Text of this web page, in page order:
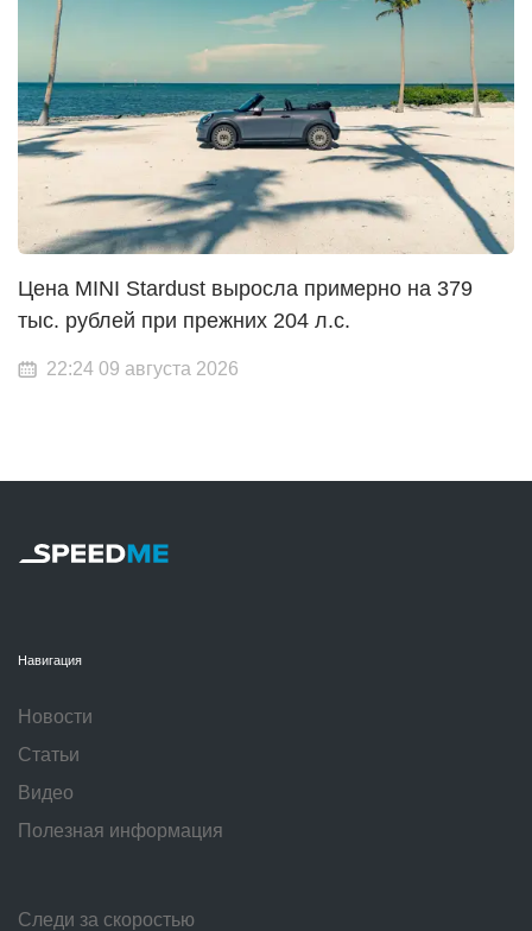
Цена MINI Stardust выросла примерно на 379
тыс. рублей при прежних 204 л.с.
22:24 09 августа 2026
Навигация
Новости
Статьи
Видео
Полезная информация
Следи за скоростью